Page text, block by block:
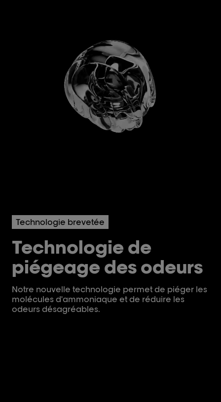
Technologie brevetée
Technologie de
piégeage des odeurs
Notre nouvelle technologie permet de piéger les
molécules d'ammoniaque et de réduire les
odeurs désagréables.